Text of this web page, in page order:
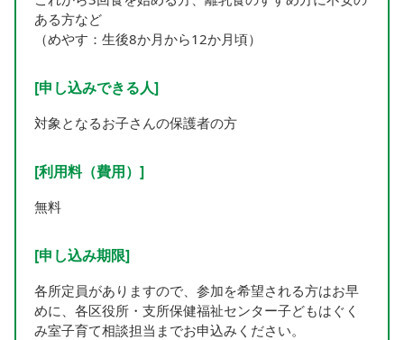
ある方など
（めやす：生後8か月から12か月頃）
[申し込みできる人]
対象となるお子さんの保護者の方
[利用料（費用）]
無料
[申し込み期限]
各所定員がありますので、参加を希望される方はお早
めに、各区役所・支所保健福祉センター子どもはぐく
み室子育て相談担当までお申込みください。